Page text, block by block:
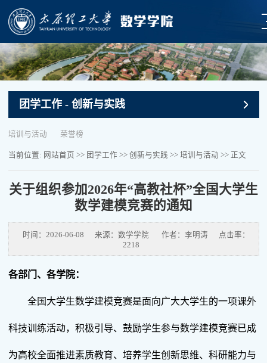
团学工作 - 创新与实践
培训与活动 荣誉榜
当前位置: 网站首页 >> 团学工作 >> 创新与实践 >> 培训与活动 >> 正文
关于组织参加2026年“高教社杯”全国大学生
数学建模竞赛的通知
时间：2026-06-08 来源：数学学院 作者：李明涛
点击率：
2218
各部门、各学院：
全国大学生数学建模竞赛是面向广大大学生的一项课外
科技训练活动，积极引导、鼓励学生参与数学建模竞赛已成
为高校全面推进素质教育、培养学生创新思维、科研能力与